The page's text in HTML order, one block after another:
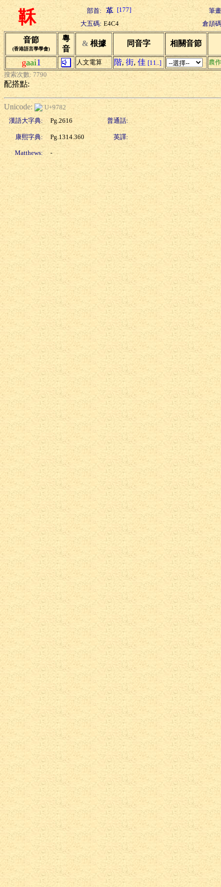
鞂 部首: [177]
筆
大五碼: E4C4 倉頡
音節
(香港語言學學會)
粵
音
& 根據 同音字 相關音節
gaai1 人文電算 階, 街, 佳 [11..]
農
搜索次數: 7790
配搭點:
Unicode:
U+9782
漢語大字典:
Pg.2616 普通話:
康熙字典: Pg.1314.360 英譯:
Matthews: -